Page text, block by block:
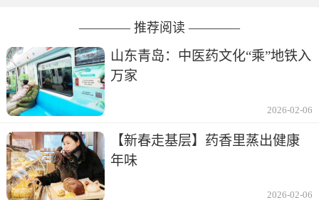
———— 推荐阅读 ————
山东青岛：中医药文化“乘”地铁入
万家
2026-02-06
【新春走基层】药香里蒸出健康
年味
2026-02-06